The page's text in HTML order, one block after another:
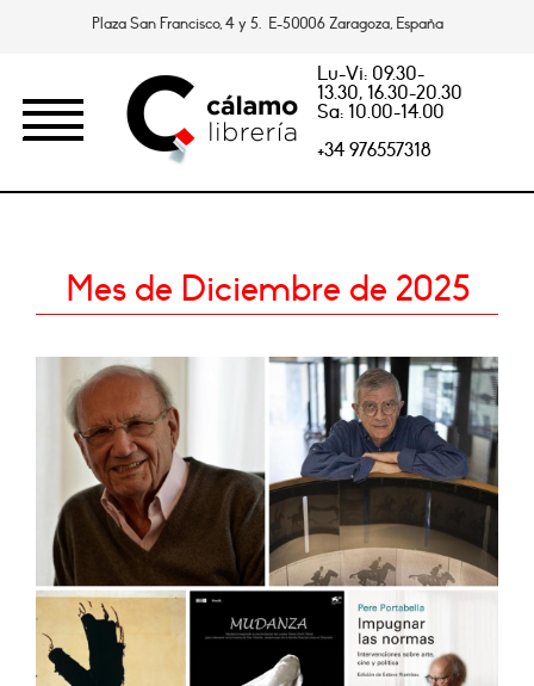
Plaza San Francisco, 4 y 5. E-50006 Zaragoza, España
Lu-Vi: 09.30-
13.30, 16.30-20.30
Sa: 10.00-14.00
+34 976557318
Mes de Diciembre de 2025